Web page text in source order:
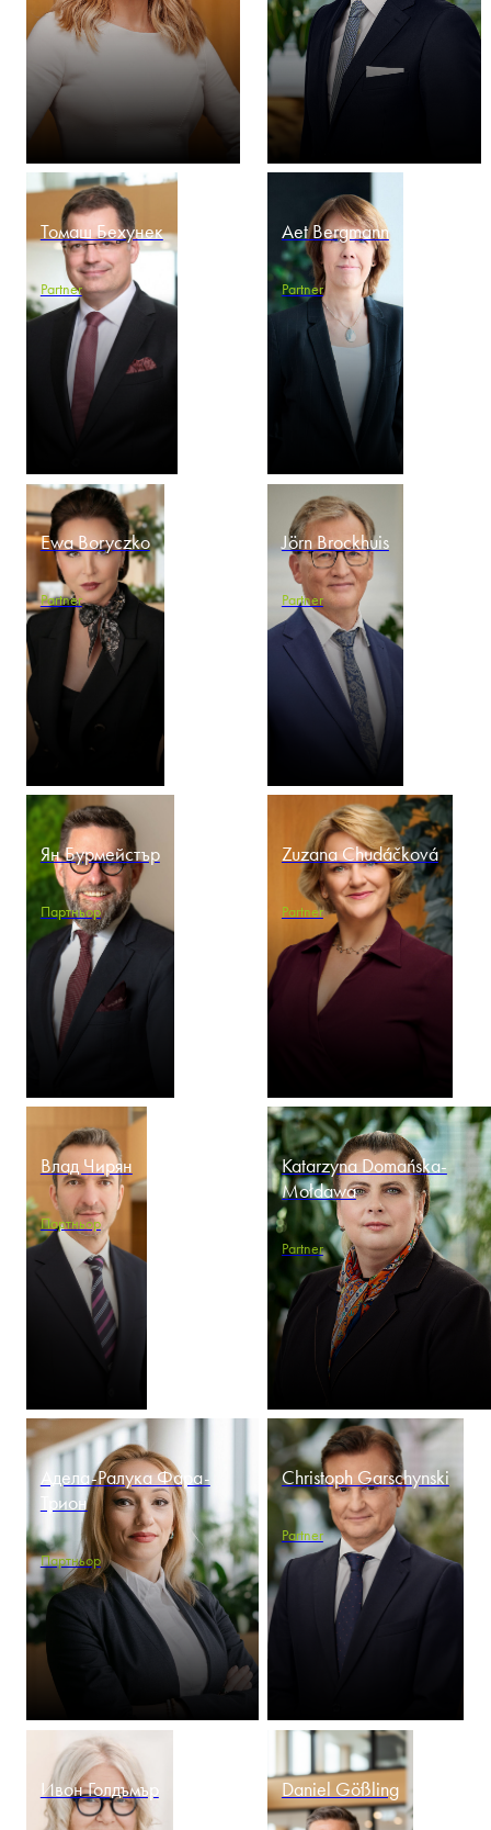
Томаш Бехунек
Partner
Aet Bergmann
Partner
Ewa Boryczko
Partner
Jörn Brockhuis
Partner
Ян Бурмейстър
Партньор
Zuzana Chudáčková
Partner
Влад Чирян
Партньор
Katarzyna Domańska-
Mołdawa
Partner
Адела-Ралука Фара-
Трион
Партньор
Christoph Garschynski
Partner
Ивон Голдъмър Daniel Gößling